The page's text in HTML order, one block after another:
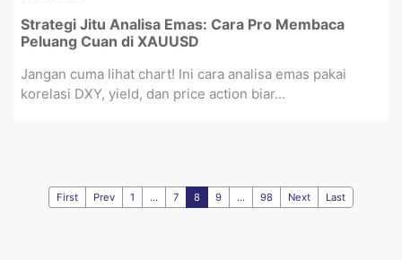
Strategi Jitu Analisa Emas: Cara Pro Membaca
Peluang Cuan di XAUUSD
Jangan cuma lihat chart! Ini cara analisa emas pakai
korelasi DXY, yield, dan price action biar...
First Prev 1 ... 7 8 9 ... 98 Next Last